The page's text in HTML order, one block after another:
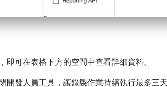
即可在表格下方的空間中查看詳細資料。
開發人員工具，讓錄製作業持續執行最多三